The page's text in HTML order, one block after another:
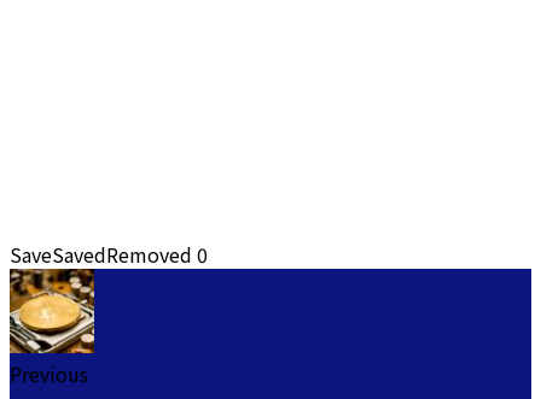
SaveSavedRemoved 0
Previous